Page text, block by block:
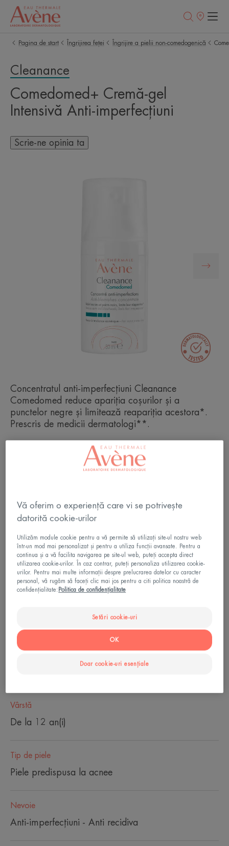
Retailerii
Pagina de start Îngrijirea feței Îngrijire a pielii non-comedogenică
Cleanance
Comedomed+ Cremă-gel
Intensivă Anti-imperfecțiuni
Scrie-ne opinia ta
Concentratul anti-imperfecțiuni Cleanance
Comedomed reduce apariția coșurilor și a
punctelor negre și limitează reapariția acestora*.
Prescris de medicii dermatologi**.
Toleranță ridicată
1 an fără reapariția leziunilor acneice.**
Anti-imperfecțiuni, anti-recidivă, toleranță excelentă.
Vârstă
De la 12 an(i)
Tip de piele
Piele predispusa la acnee
Nevoie
Anti-imperfecțiuni - Anti recidiva
Vă oferim o experiență care vi se potrivește
datorită cookie-urilor
Utilizăm module cookie pentru a vă permite să utilizați site-ul nostru web
într-un mod mai personalizat și pentru a utiliza funcții avansate. Pentru a
continua și a vă facilita navigarea pe site-ul web, puteți accepta direct
utilizarea cookie-urilor. În caz contrar, puteți personaliza utilizarea cookie-
urilor. Pentru mai multe informații despre prelucrarea datelor cu caracter
personal, vă rugăm să faceți clic mai jos pentru a citi politica noastră de
confidențialitate: Politica de confidențialitate
Setări cookie-uri
Doar cookie-uri esențiale
OK